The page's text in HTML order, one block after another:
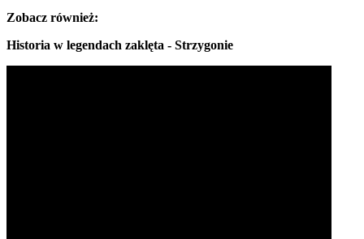
Zobacz również:
Historia w legendach zaklęta - Strzygonie